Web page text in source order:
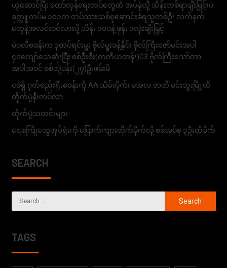
ယူဆောင်ပြီး တော်လှန်ရေးတပ်တွေထံ အပ်နှံလို့ သိန်းတစ်ရာချီးမြှင့်၊ပ
ခုက္ကူ တပ်မ ၁၀၁က တပ်သားသစ်စုဆောင်းခံရသူတစ်ဦး လက်နက်
တွေနဲ့အလင်းဝင်လာလို့ သိန်း ၁၀၀နဲ့ ဖုန်း ၁လုံးချီးမြှင့်
မဲပလီစခန်းက ဒုတပ်ရင်းမှူး ဗိုလ်မှူးခန့်နိုင်၊ ဗိုလ်ကြီးဇော်မင်းအပါ
၄၀ကျော်သေဆုံးပြီး စစ်ဦးစီး(တတိယတန်း)G3 ဗိုလ်ကြီးသော်တာ
အပါအဝင် စစ်သုံ့ပန်း(၂၇)ဦးဖမ်းမိ
ငဖဲရှိ ဂုတ်စည်းရိုးစခန်းကို AA သိမ်းပိုက်၊ မအလ ဇာတိ မင်းဘူးမြို့ထိ
တိုက်ပွဲနီးကပ်လာ
တိုက်ပွဲသတင်းများ
ရေစကြိုထွေအုပ်ရုံးကို ပြောက်ကျားတိုက်ခိုက်လို့ စစ်အုပ်စု ၃ဦးထိခိုက်
SEARCH
TAGS